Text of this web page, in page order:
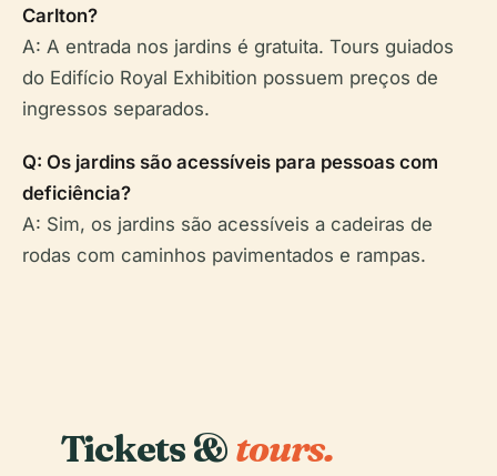
Carlton?
A: A entrada nos jardins é gratuita. Tours guiados
do Edifício Royal Exhibition possuem preços de
ingressos separados.
Q: Os jardins são acessíveis para pessoas com
deficiência?
A: Sim, os jardins são acessíveis a cadeiras de
rodas com caminhos pavimentados e rampas.
Tickets &tours.